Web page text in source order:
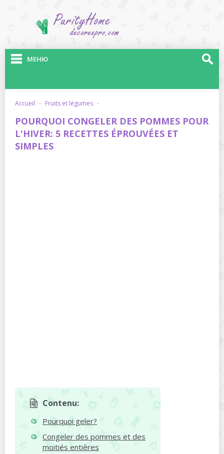
МЕНЮ
accueil · fruits et légumes ·
POURQUOI CONGELER DES POMMES POUR
L'HIVER: 5 RECETTES ÉPROUVÉES ET
SIMPLES
Contenu:
Pourquoi geler?
Congeler des pommes et des
moitiés entières